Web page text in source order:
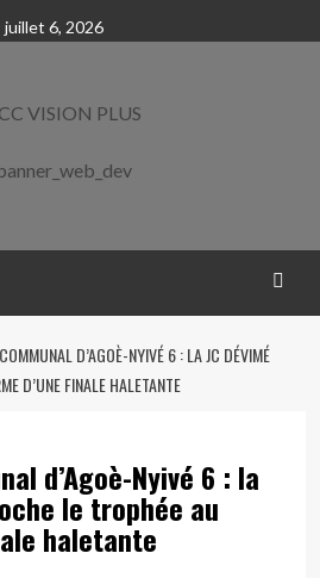
juillet 6, 2026
D’AGOÈ-NYIVÉ 6 : LA JC DÉVIMÉ
D’UNE FINALE HALETANTE
d’Agoè-Nyivé 6 : la
le trophée au
haletante